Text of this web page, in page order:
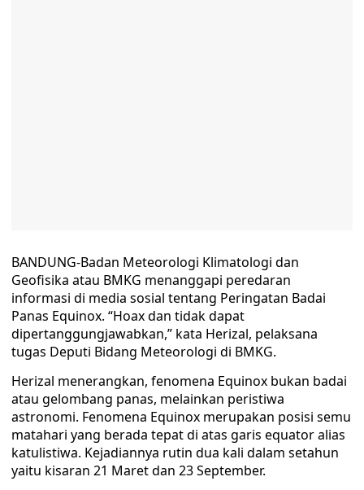
BANDUNG-Badan Meteorologi Klimatologi dan
Geofisika atau BMKG menanggapi peredaran
informasi di media sosial tentang Peringatan Badai
Panas Equinox. “Hoax dan tidak dapat
dipertanggungjawabkan,” kata Herizal, pelaksana
tugas Deputi Bidang Meteorologi di BMKG.
Herizal menerangkan, fenomena Equinox bukan badai
atau gelombang panas, melainkan peristiwa
astronomi. Fenomena Equinox merupakan posisi semu
matahari yang berada tepat di atas garis equator alias
katulistiwa. Kejadiannya rutin dua kali dalam setahun
yaitu kisaran 21 Maret dan 23 September.